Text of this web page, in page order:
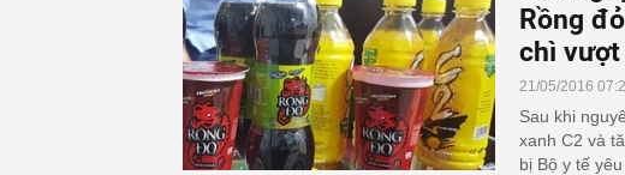
Rồng
chì
21/05/2016
Sau khi
xanh C2 và
bị Bộ y tế